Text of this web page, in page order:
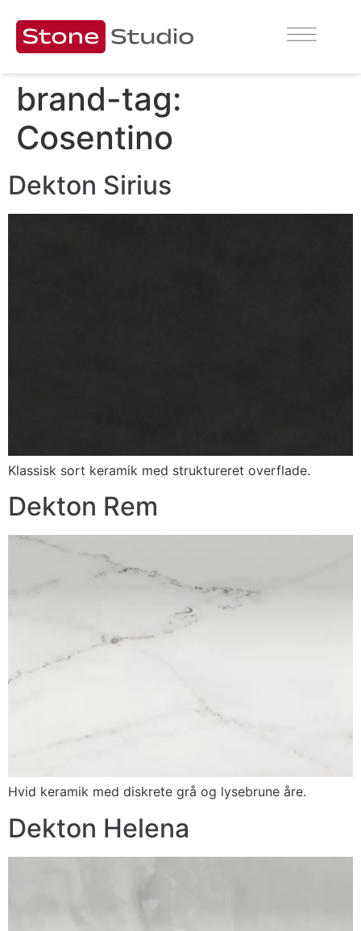
brand-tag:
Cosentino
Dekton Sirius
Klassisk sort keramik med struktureret overflade.
Dekton Rem
Hvid keramik med diskrete grå og lysebrune åre.
Dekton Helena